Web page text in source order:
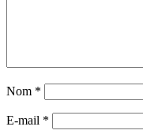
Nom *
E-mail *